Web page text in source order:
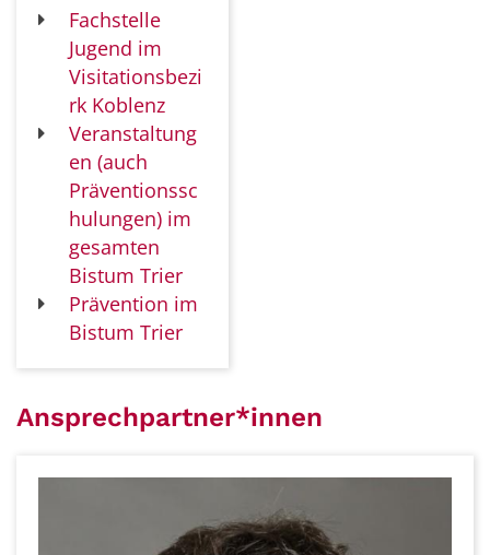
Fachstelle
Jugend im
Visitationsbezi
rk Koblenz
Veranstaltung
en (auch
Präventionssc
hulungen) im
gesamten
Bistum Trier
Prävention im
Bistum Trier
Ansprechpartner*innen